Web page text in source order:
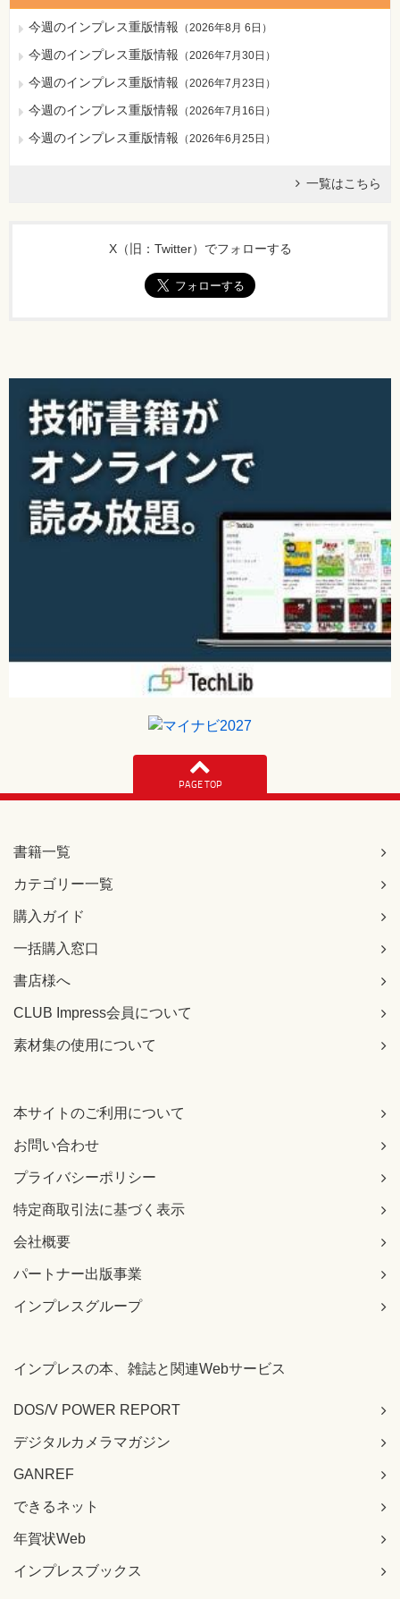
今週のインプレス重版情報 （2026年8月 6日 ）
今週のインプレス重版情報 （2026年7月30日 ）
今週のインプレス重版情報 （2026年7月23日 ）
今週のインプレス重版情報 （2026年7月16日 ）
今週のインプレス重版情報 （2026年6月25日 ）
一覧はこちら
X（旧：Twitter）でフォローする
PAGE TOP
書籍一覧
カテゴリー一覧
購入ガイド
一括購入窓口
書店様へ
CLUB Impress会員について
素材集の使用について
本サイトのご利用について
お問い合わせ
プライバシーポリシー
特定商取引法に基づく表示
会社概要
パートナー出版事業
インプレスグループ
インプレスの本、雑誌と関連Webサービス
DOS/V POWER REPORT
デジタルカメラマガジン
GANREF
できるネット
年賀状Web
インプレスブックス